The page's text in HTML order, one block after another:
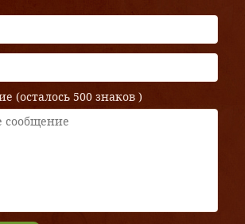
(осталось 500 знаков )